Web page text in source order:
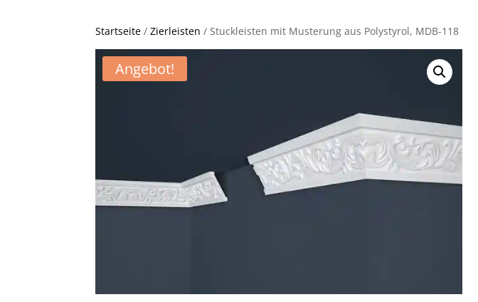
Startseite /Zierleisten / Stuckleisten mit Musterung aus Polystyrol, MDB-118
Angebot!